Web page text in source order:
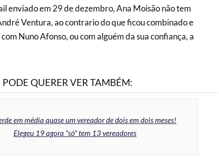
enviado em 29 de dezembro, Ana Moisão não tem
Ventura, ao contrario do que ficou combinado e
Nuno Afonso, ou com alguém da sua confiança, a
PODE QUERER VER TAMBÉM:
em média quase um vereador de dois em dois meses!
Elegeu 19 agora “só” tem 13 vereadores